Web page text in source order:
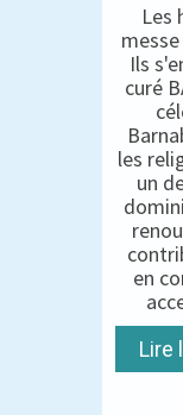
Les
Ils
curé
les
un
en
Lire